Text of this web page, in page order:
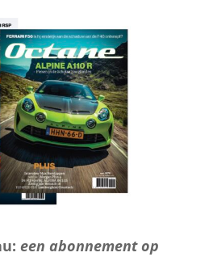
een abonnement op